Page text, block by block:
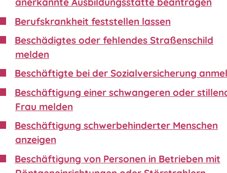
Berufskrankheit feststellen lassen
Beschädigtes oder fehlendes Straßenschild
melden
Beschäftigte bei der Sozialversicherung
Beschäftigung einer schwangeren oder
Frau melden
Beschäftigung schwerbehinderter Menschen
anzeigen
Beschäftigung von Personen in Betrieben mit